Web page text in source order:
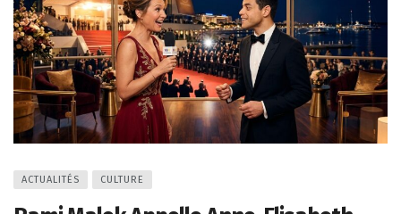
ACTUALITÉS CULTURE